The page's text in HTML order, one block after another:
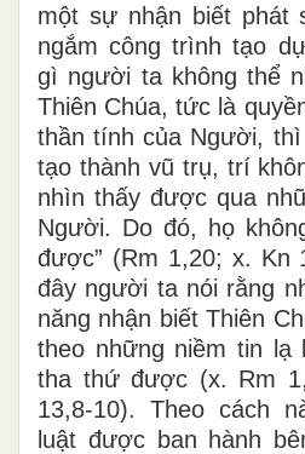
một sự nhận biết phát
ngắm công trình tạo
gì người ta không thể
Thiên Chúa, tức là
thần tính của Người,
tạo thành vũ trụ, trí
nhìn thấy được qua
Người. Do đó, họ
được” (Rm 1,20; x. Kn
đây người ta nói rằng
năng nhận biết Thiên
theo những niềm tin lạ
tha thứ được (x. Rm
13,8-10). Theo cách
luật được ban hành